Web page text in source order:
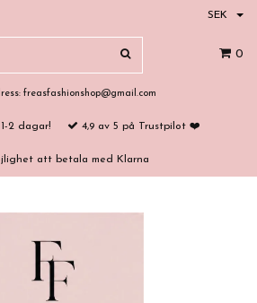
SEK
0
freasfashionshop@gmail.com
2 dagar! 4,9 av 5 på Trustpilot ❤️
att betala med Klarna